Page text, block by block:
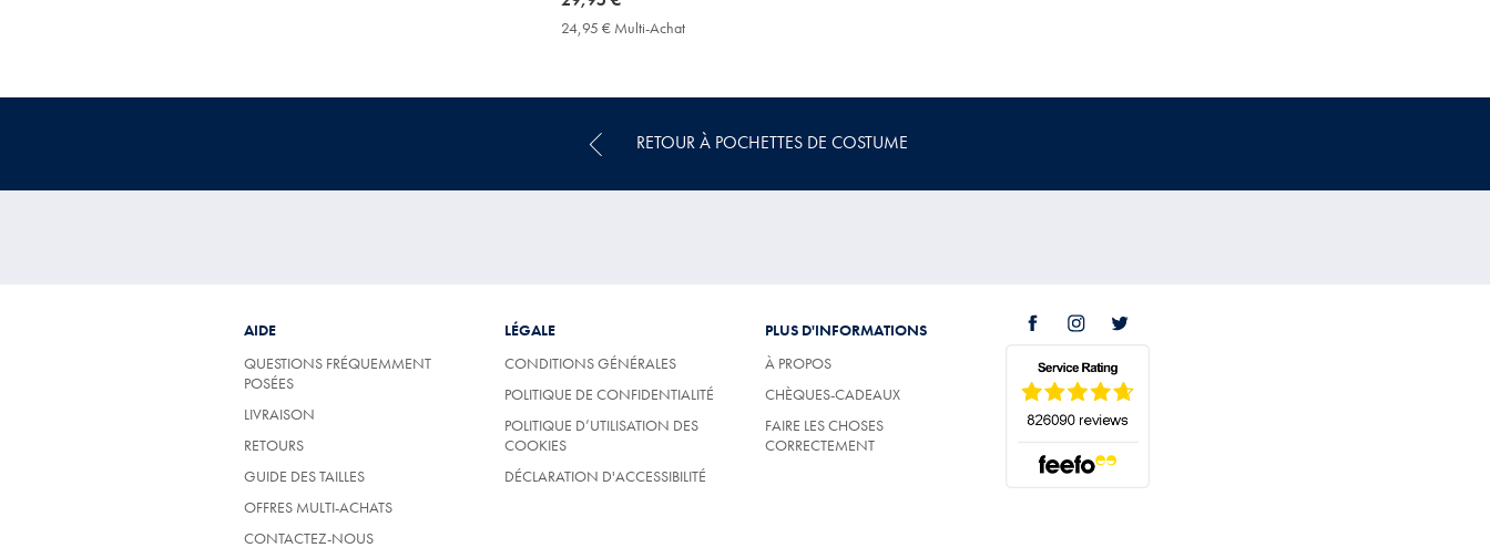
29,95
24,95 € Multi-Achat
RETOUR À POCHETTES DE COSTUME
AIDE
QUESTIONS FRÉQUEMMENT
POSÉES
LIVRAISON
RETOURS
GUIDE DES TAILLES
OFFRES MULTI-ACHATS
CONTACTEZ-NOUS
LÉGALE
CONDITIONS GÉNÉRALES
POLITIQUE DE CONFIDENTIALITÉ
POLITIQUE D’UTILISATION DES
COOKIES
DÉCLARATION D'ACCESSIBILITÉ
PLUS D'INFORMATIONS
À PROPOS
CHÈQUES-CADEAUX
FAIRE LES CHOSES
CORRECTEMENT